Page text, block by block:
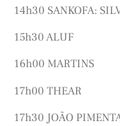
14h30 SANKOFA:
15h30 ALUF
16h00 MARTINS
17h00 THEAR
17h30 JOÃO